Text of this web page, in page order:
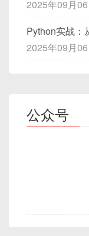
2025年09月06
Python实战：
2025年09月06
公众号